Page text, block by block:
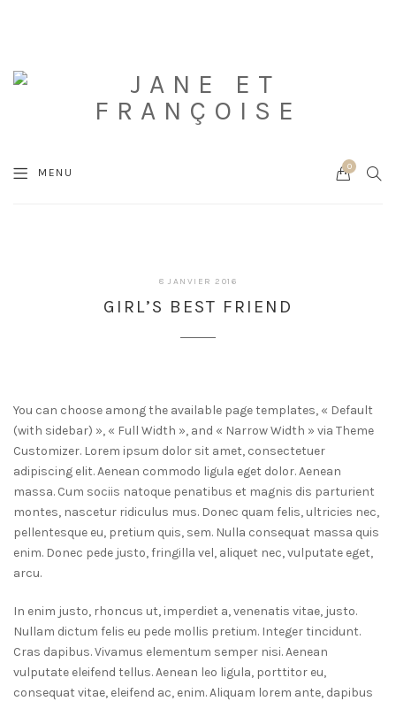
MENU Cart
0
8 JANVIER 2016
2021
GIRL’S BEST FRIEND
You can choose among the available page templates, « Default
(with sidebar) », « Full Width », and « Narrow Width » via Theme
Customizer. Lorem ipsum dolor sit amet, consectetuer
adipiscing elit. Aenean commodo ligula eget dolor. Aenean
massa. Cum sociis natoque penatibus et magnis dis parturient
montes, nascetur ridiculus mus. Donec quam felis, ultricies nec,
pellentesque eu, pretium quis, sem. Nulla consequat massa quis
enim. Donec pede justo, fringilla vel, aliquet nec, vulputate eget,
arcu.
In enim justo, rhoncus ut, imperdiet a, venenatis vitae, justo.
Nullam dictum felis eu pede mollis pretium. Integer tincidunt.
Cras dapibus. Vivamus elementum semper nisi. Aenean
vulputate eleifend tellus. Aenean leo ligula, porttitor eu,
consequat vitae, eleifend ac, enim. Aliquam lorem ante, dapibus